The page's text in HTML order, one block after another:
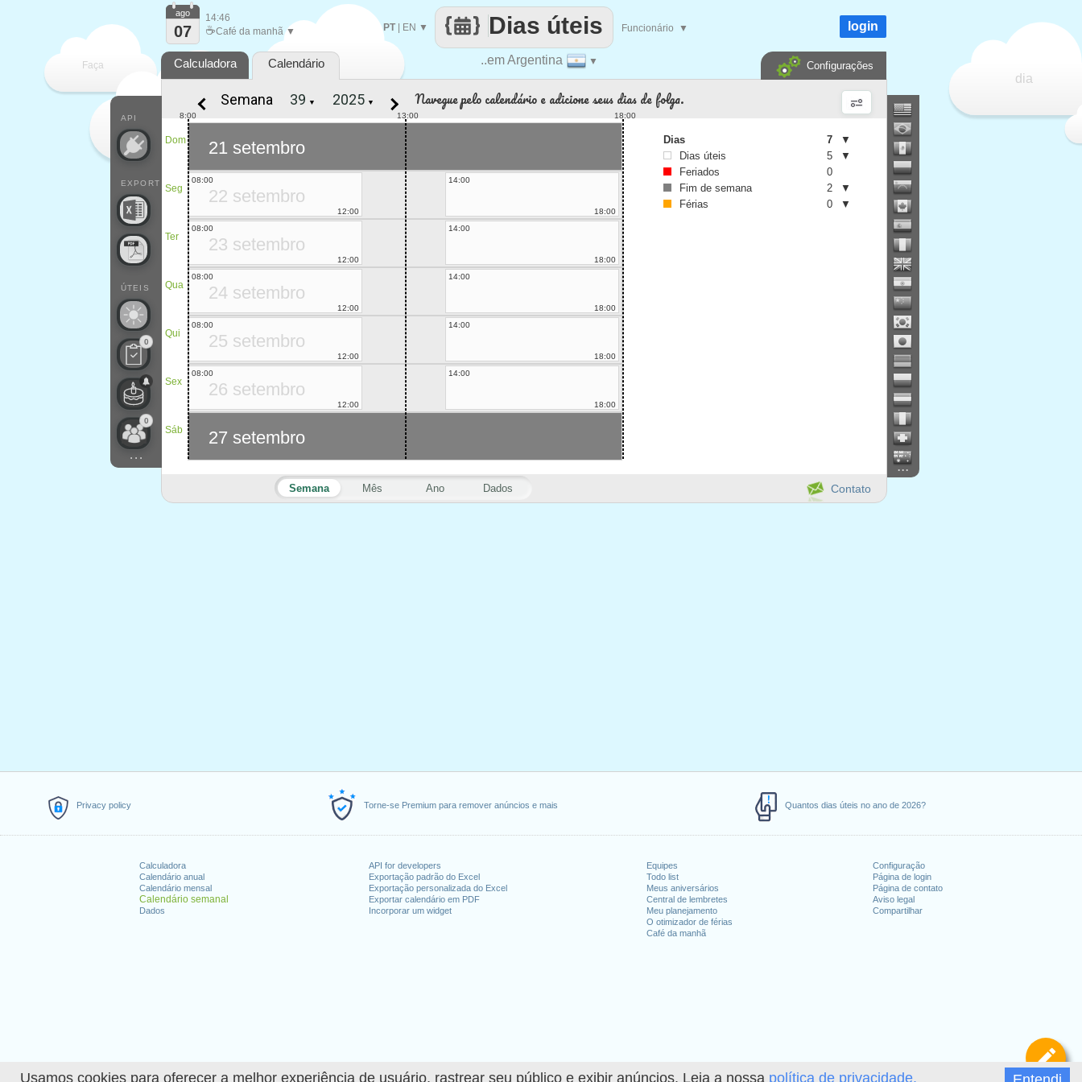
Usamos cookies para oferecer a melhor experiência de usuário, rastrear seu público e exibir anúncios. Leia a nossa política de privacidade.
Privacy policy Torne-se Premium para remover anúncios e mais Quantos dias úteis no ano de 2026?
Calculadora
Calendário anual
Calendário mensal
Calendário semanal
Dados
API for developers
Exportação padrão do Excel
Exportação personalizada do Excel
Exportar calendário em PDF
Incorporar um widget
Equipes
Todo list
Meus aniversários
Central de lembretes
Meu planejamento
O otimizador de férias
Café da manhã
Configuração
Página de login
Página de contato
Aviso legal
Compartilhar
Faça
cada
dia
..em Argentina ▼
Dias úteis
PT| EN ▼ Funcionário ▼
API
EXPORT
ÚTEIS
0
0
...
ago
07
14:46
☕Café da manhã ▼ login
Calculadora Calendário Configurações
...
Contato
Semana Mês Ano Dados
Semana ▼ ▼ Navegue pelo calendário e adicione seus dias de folga.
Dom
Seg
Ter
Qua
Qui
Sex
Sáb
13:00
8:00 18:00
21 setembro
22 setembro
08:00
12:00
14:00
18:00
23 setembro
08:00
12:00
14:00
18:00
24 setembro
08:00
12:00
14:00
18:00
25 setembro
08:00
12:00
14:00
18:00
26 setembro
08:00
12:00
14:00
18:00
27 setembro
Dias 7
▼
Dias úteis
5
▼
Feriados
0
Fim de semana
2
▼
Férias
0 ▼